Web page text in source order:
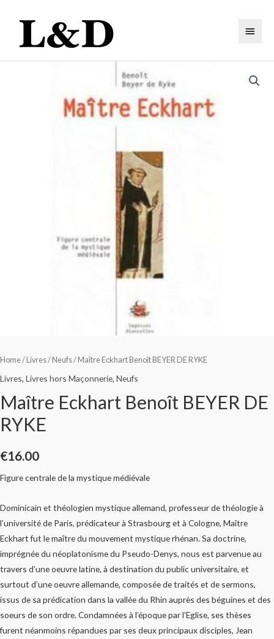
Home/ Livres/ Neufs/ Maître Eckhart Benoît BEYER DE RYKE
Livres, Livres hors Maçonnerie, Neufs
Maître Eckhart Benoît BEYER DE
RYKE
€16.00
Figure centrale de la mystique médiévale
Dominicain et théologien mystique allemand, professeur de théologie à
l’université de Paris, prédicateur à Strasbourg et à Cologne, Maître
Eckhart fut le maître du mouvement mystique rhénan. Sa doctrine,
imprégnée du néoplatonisme du Pseudo-Denys, nous est parvenue au
travers d’une oeuvre latine, à destination du public universitaire, et
surtout d’une oeuvre allemande, composée de traités et de sermons,
issus de sa prédication dans la vallée du Rhin auprès des béguines et des
soeurs de son ordre. Condamnées à l’époque par l’Eglise, ses thèses
furent néanmoins répandues par ses deux principaux disciples, Jean